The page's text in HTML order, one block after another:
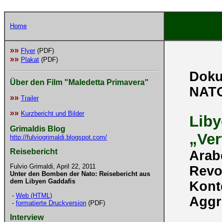
Home
»» Flyer (PDF)
»» Plakat (PDF)
Über den Film "Maledetta Primavera"
»» Trailer
»» Kurzbericht und Bilder
Grimaldis Blog
http://fulviogrimaldi.blogspot.com/
Reisebericht
Fulvio Grimaldi, April 22, 2011
Unter den Bomben der Nato: Reisebericht aus
dem Libyen Gaddafis
- Web (HTML)
- formatierte Druckversion (PDF)
Interview